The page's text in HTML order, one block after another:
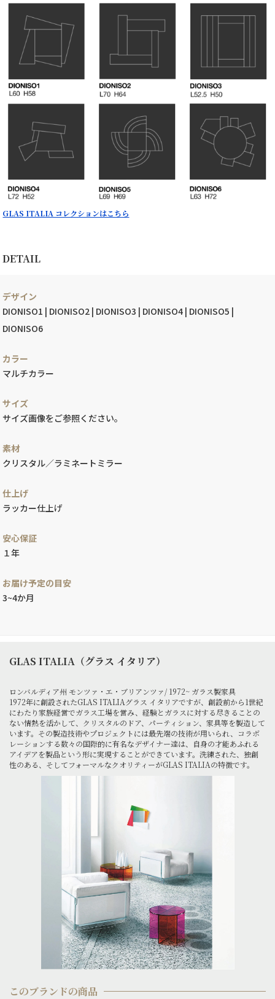
GLAS ITALIA コレクションはこちら
DETAIL
デザイン
DIONISO1 | DIONISO2 | DIONISO3 | DIONISO4 | DIONISO5 |
DIONISO6
カラー
マルチカラー
サイズ
サイズ画像をご参照ください。
素材
クリスタル／ラミネートミラー
仕上げ
ラッカー仕上げ
安心保証
１年
お届け予定の目安
3~4か月
GLAS ITALIA（グラス イタリア）
ロンバルディア州 モンツァ・エ・ブリアンツァ/ 1972~ ガラス製家具
1972年に創設されたGLAS ITALIAグラス イタリアですが、創設前から1世紀
にわたり家族経営でガラス工場を営み、経験とガラスに対する尽きることの
ない情熱を活かして、クリスタルのドア、パーティション、家具等を製造して
います。その製造技術やプロジェクトには最先端の技術が用いられ、コラボ
レーションする数々の国際的に有名なデザイナー達は、自身の才能あふれる
アイデアを製品という形に実現することができています。洗練された、独創
性のある、そしてフォーマルなクオリティーがGLAS ITALIAの特徴です。
このブランドの商品